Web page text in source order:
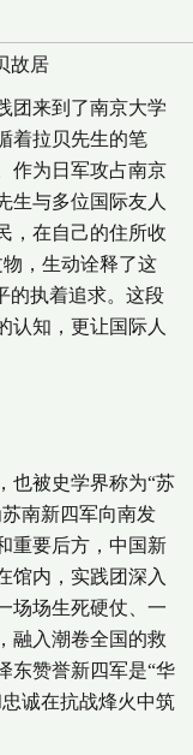
故居
团来到了南京大学
着拉贝先生的笔
作为日军攻占南京
生与多位国际友人
，在自己的住所收
，生动诠释了这
的执着追求。这段
认知，更让国际人
也被史学界称为“苏
南新四军向南发
重要后方，中国新
馆内，实践团深入
场场生死硬仗、一
融入潮卷全国的救
东赞誉新四军是“华
诚在抗战烽火中筑